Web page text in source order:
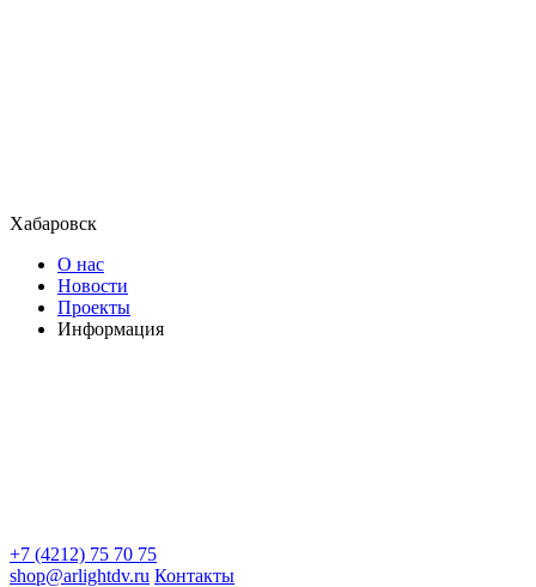
Хабаровск
О нас
Новости
Проекты
Информация
+7 (4212) 75 70 75
shop@arlightdv.ru Контакты